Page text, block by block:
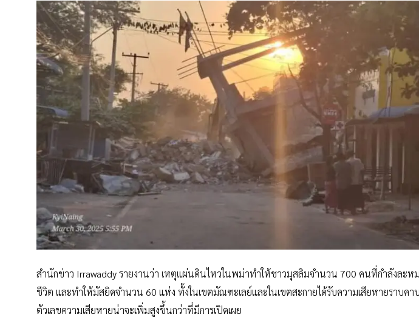
สำนักข่าว Irrawaddy รายงานว่า เหตุแผ่นดินไหวในพม่าทำให้ชาวมุสลิมจำนวน 700 คนที่กำลังละห
ชีวิต และทำให้มัสยิดจำนวน 60 แห่ง ทั้งในเขตมัณฑะเลย์และในเขตสะกายได้รับความเสียหายราบค
ตัวเลขความเสียหายน่าจะเพิ่มสูงขึ้นกว่าที่มีการเปิดเผย